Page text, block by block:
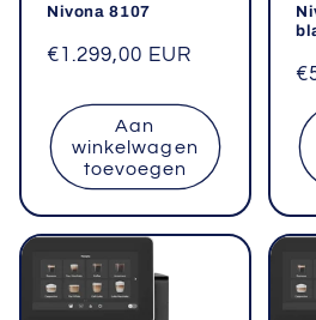
Nivona 8107
Normale
€1.299,00 EUR
Aan
winkelwagen
toevoegen